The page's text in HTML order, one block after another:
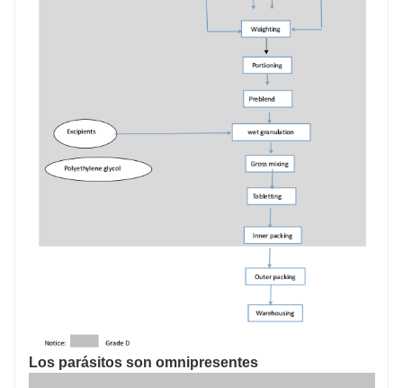
Los parásitos son omnipresentes